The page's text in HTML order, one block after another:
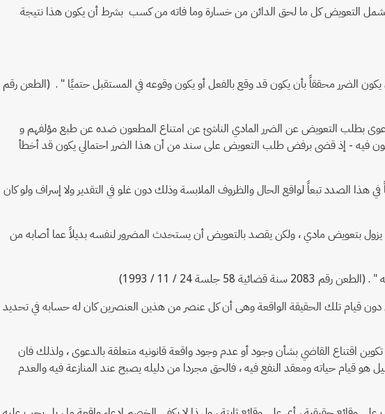
هو الذي يقوم بتقديره ويشمل التعويض كل ما لحق الدائن من خسارة وما فاته من كسب بشرط أن يكون هذا نتيجة
الضرر محققاً بأن يكون قد وقع بالفعل أو يكون وقوعه في المستقبل حتميًا " . (الطعن رقم
بطلب التعويض عن الضرر المادي الناشئ عن امتناع المطعون ضده عن طبع مؤلفهم و
فيه - إذ قضى برفض طلب التعويض على سند من أن هذا الضرر احتمالي يكون قد أخطأ
في هذا الصدد تبعاً لواقع الحال والظروف الملابسة وذلك دون غلو في التقدير ولا إسراف ولو كان
يزول بتعويض مادي ، ولكن يقصد بالتعويض أن يستحدث المضرور لنفسه بديلاً عما أصابه من
جلسة 24 / 11 / 1993)
دون قيام تلك الحقيقة الواقعة وهى أن كل عنصر من هذين العنصرين كان له حسابه في تحديد
تكوين اقتناع القاضي بشأن وجود أو عدم وجود واقعة قانونيه متعلقة بالدعوى ، ولذلك فان
قيام حياته ومعقد النفع فيه ، فالحق مجردا من دليله يصبح عند المنازعة فيه والعدم